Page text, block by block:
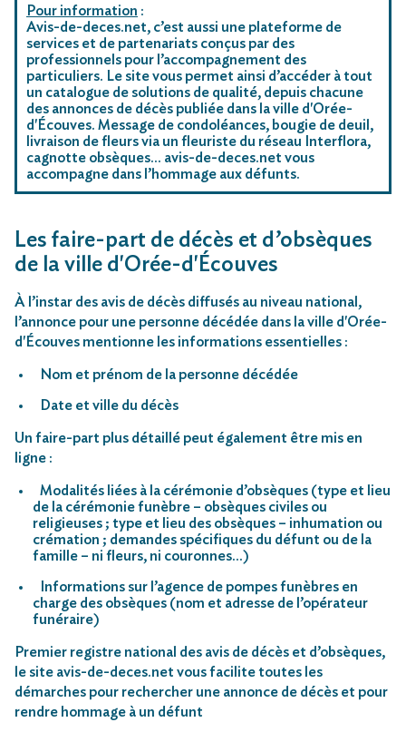
Pour information :
Avis-de-deces.net, c’est aussi une plateforme de
services et de partenariats conçus par des
professionnels pour l’accompagnement des
particuliers. Le site vous permet ainsi d’accéder à tout
un catalogue de solutions de qualité, depuis chacune
des annonces de décès publiée dans la ville d'Orée-
d'Écouves. Message de condoléances, bougie de deuil,
livraison de fleurs via un fleuriste du réseau Interflora,
cagnotte obsèques… avis-de-deces.net vous
accompagne dans l’hommage aux défunts.
Les faire-part de décès et d’obsèques
de la ville d'Orée-d'Écouves
À l’instar des avis de décès diffusés au niveau national,
l’annonce pour une personne décédée dans la ville d'Orée-
d'Écouves mentionne les informations essentielles :
Nom et prénom de la personne décédée
Date et ville du décès
Un faire-part plus détaillé peut également être mis en
ligne :
Modalités liées à la cérémonie d’obsèques (type et lieu
de la cérémonie funèbre – obsèques civiles ou
religieuses ; type et lieu des obsèques – inhumation ou
crémation ; demandes spécifiques du défunt ou de la
famille – ni fleurs, ni couronnes…)
Informations sur l’agence de pompes funèbres en
charge des obsèques (nom et adresse de l’opérateur
funéraire)
Premier registre national des avis de décès et d’obsèques,
le site avis-de-deces.net vous facilite toutes les
démarches pour rechercher une annonce de décès et pour
rendre hommage à un défunt